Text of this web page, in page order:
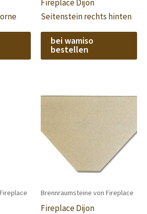
Fireplace Dijon
Seitenstein rechts hinten
bei wamiso
bestellen
Brennraumsteine von Fireplace
Fireplace Dijon